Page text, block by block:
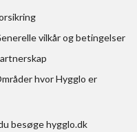
vilkår og betingelser
hvor Hygglo er
besøgehygglo.dk